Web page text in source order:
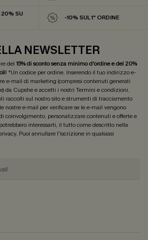
20% SU
-10% SUL 1° ORDINE
NEWSLETTER
del 15% di sconto senza minimo d'ordine e del 20%
! *Un codice per ordine. Inserendo il tuo indirizzo e-
e-mail di marketing (compresi contenuti generati
da Cupshe e accetti i nostri Termini e condizioni.
raccolti sul nostro sito e strumenti di tracciamento
nostre e-mail per verificare se le e-mail vengono
coinvolgimento, personalizzare contenuti e offerte e
interessarti, il tutto come descritto nella
. Puoi annullare l'iscrizione in qualsiasi